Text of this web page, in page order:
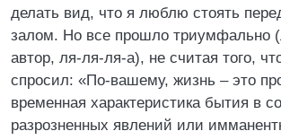
делать вид, что я люблю стоять
залом. Но все прошло триумфально
автор, ля-ля-ля-а), не считая того,
спросил: «По-вашему, жизнь – это
временная характеристика бытия в
разрозненных явлений или